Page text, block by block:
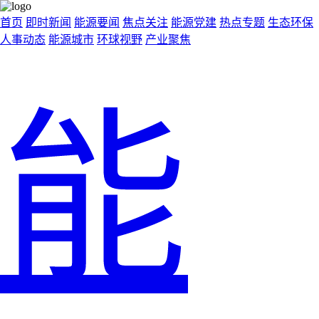
首页 即时新闻 能源要闻 焦点关注 能源党建 热点专题 生态环保
人事动态 能源城市 环球视野 产业聚焦
能